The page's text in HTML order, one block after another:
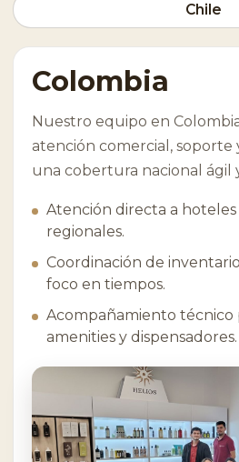
Chile
Colombia
Nuestro equipo en
atención comercial, soporte
una cobertura nacional ágil
Atención directa a hoteles
regionales.
Coordinación de
foco en tiempos.
Acompañamiento técnico
amenities y dispensadores.